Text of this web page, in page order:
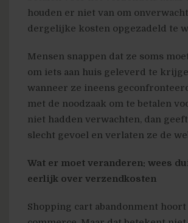
houden er niet van om
dergelijke kosten opgezadeld te
Mensen snappen dat ze soms
om iets aan huis geleverd te
wanneer ze ineens
met de noodzaak om te betalen
niet hadden verwachten, dan
slecht gevoel en verlaten ze de
Wat er moet veranderen: wees
eerlijk over verzendkosten
Shopping cart abandonment hoort